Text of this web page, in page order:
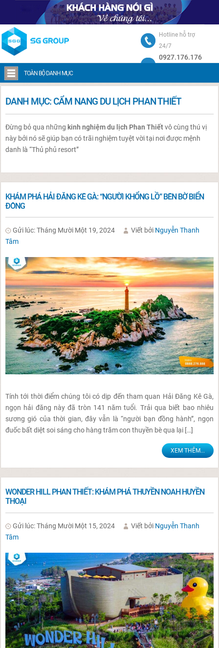
Hotline hỗ trợ
24/7
0927.176.176
TOÀN BỘ DANH MỤC
Trang chủ
DANH MỤC: CẨM NANG DU LỊCH PHAN THIẾT
Đừng bỏ qua những kinh nghiệm du lịch Phan Thiếtvô cùng thú vị
này bởi nó sẽ giúp bạn có trãi nghiệm tuyệt vời tại nơi được mệnh
danh là “Thủ phủ resort”
KHÁM PHÁ HẢI ĐĂNG KÊ GÀ: “NGƯỜI KHỔNG LỒ” BÊN BỜ BIỂN
ĐÔNG
Gửi lúc: Tháng Mười Một 19, 2024 Viết bởi Nguyễn Thanh
Tâm
Tính tới thời điểm chúng tôi có dịp đến tham quan Hải Đăng Kê Gà,
ngọn hải đăng này đã tròn 141 năm tuổi. Trải qua biết bao nhiêu
sương gió của thời gian, đây vẫn là “người bạn đồng hành”, ngọn
đuốc bất diệt soi sáng cho hàng trăm con thuyền bè qua lại […]
XEM THÊM...
WONDER HILL PHAN THIẾT: KHÁM PHÁ THUYỀN NOAH HUYỀN
THOẠI
Gửi lúc: Tháng Mười Một 15, 2024 Viết bởi Nguyễn Thanh
Tâm